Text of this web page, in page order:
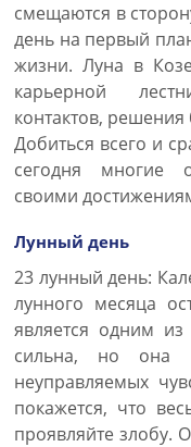
смещаются в
день на первый
жизни. Луна в
карьерной
контактов,
Добиться всего и
сегодня многие
своими
Лунный день
23 лунный день:
лунного месяца
является одним из
сильна, но она
неуправляемых
покажется, что
проявляйте злобу.